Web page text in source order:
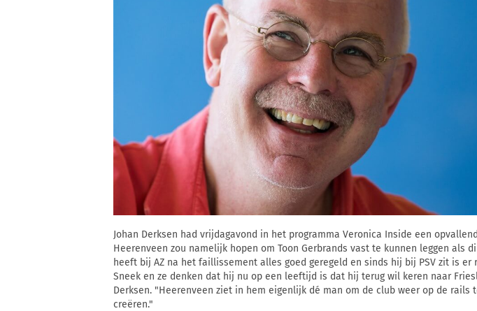
Johan Derksen had vrijdagavond in het programma Veronica Inside een
Heerenveen zou namelijk hopen om Toon Gerbrands vast te kunnen leggen als
heeft bij AZ na het faillissement alles goed geregeld en sinds hij bij PSV zit is er
Sneek en ze denken dat hij nu op een leeftijd is dat hij terug wil keren naar
Derksen. "Heerenveen ziet in hem eigenlijk dé man om de club weer op de rails
creëren."